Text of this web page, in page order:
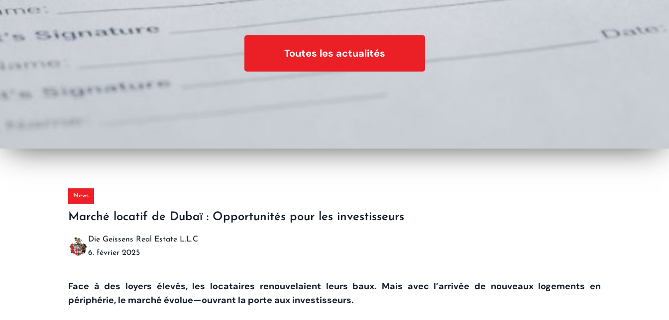
Toutes les actualités
News
Marché locatif de Dubaï : Opportunités pour les investisseurs
Die Geissens Real Estate L.L.C
6. février 2025
Face à des loyers élevés, les locataires renouvelaient leurs baux. Mais avec l’arrivée de nouveaux logements en
périphérie, le marché évolue—ouvrant la porte aux investisseurs.